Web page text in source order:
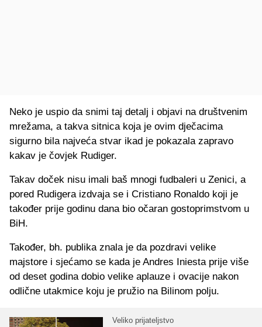
Neko je uspio da snimi taj detalj i objavi na društvenim
mrežama, a takva sitnica koja je ovim dječacima
sigurno bila najveća stvar ikad je pokazala zapravo
kakav je čovjek Rudiger.
Takav doček nisu imali baš mnogi fudbaleri u Zenici, a
pored Rudigera izdvaja se i Cristiano Ronaldo koji je
također prije godinu dana bio očaran gostoprimstvom u
BiH.
Također, bh. publika znala je da pozdravi velike
majstore i sjećamo se kada je Andres Iniesta prije više
od deset godina dobio velike aplauze i ovacije nakon
odlične utakmice koju je pružio na Bilinom polju.
Veliko prijateljstvo